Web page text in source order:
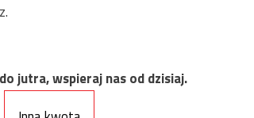
jutra, wspieraj nas od dzisiaj.